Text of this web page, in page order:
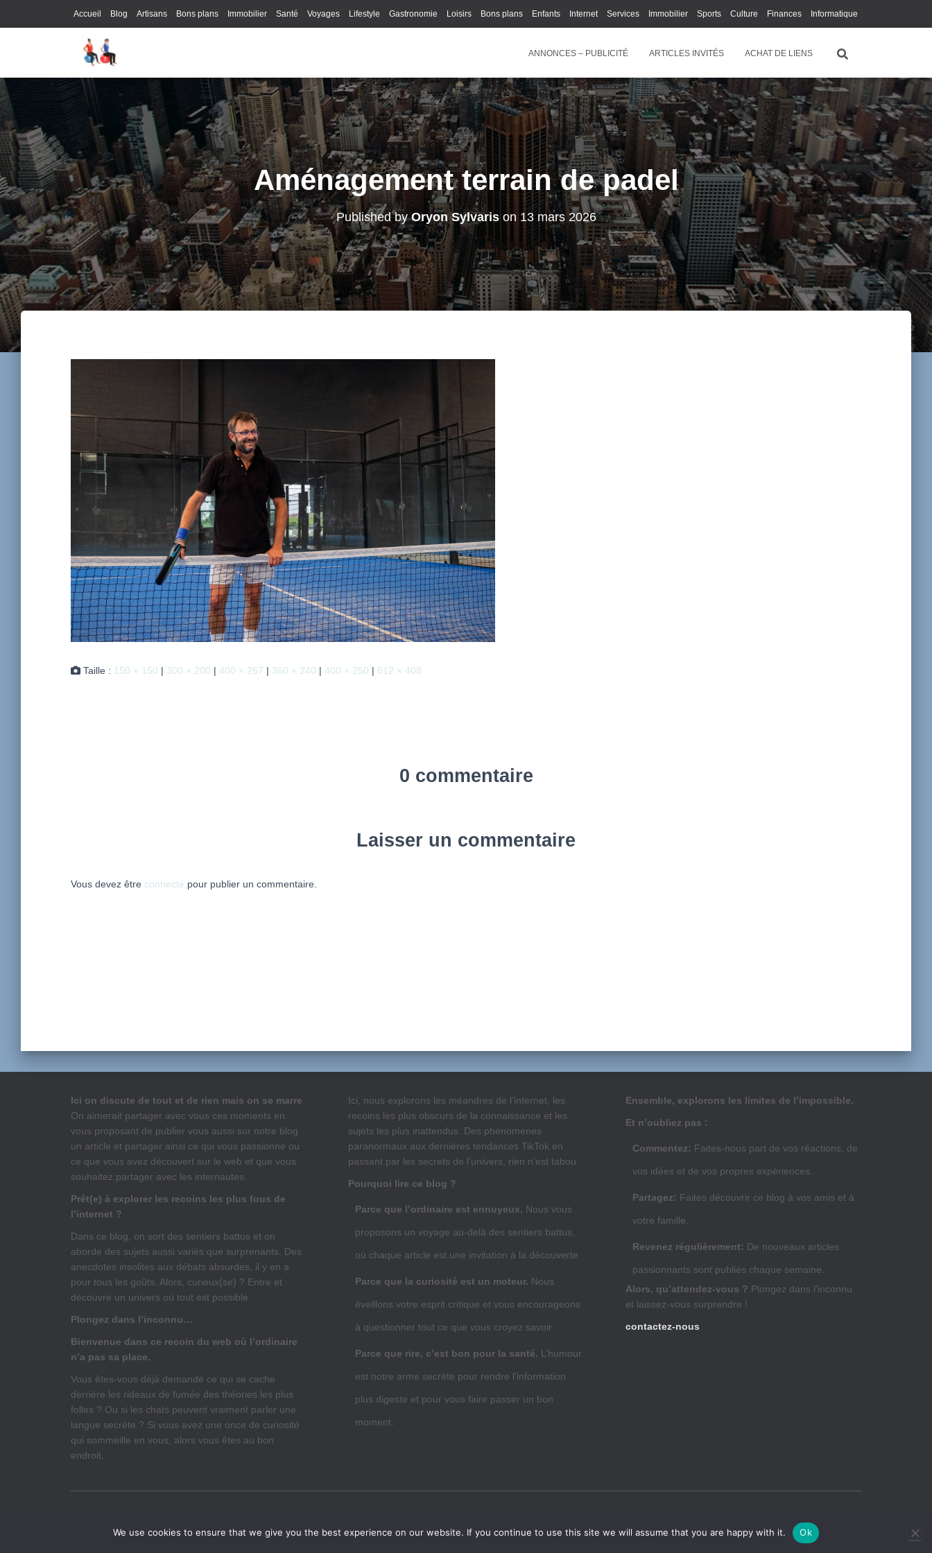
Accueil Blog Artisans Bons plans Immobilier Santé Voyages Lifestyle Gastronomie Loisirs Bons plans Enfants Internet Services Immobilier Sports Culture Finances Informatique
ANNONCES – PUBLICITÉ
ARTICLES INVITÉS ACHAT DE LIENS
Aménagement terrain de padel
Published byOryon Sylvarison 13 mars 2026
Taille : 150 × 150 | 300 × 200 | 400 × 267 | 360 × 240 | 400 × 250 | 612 × 408
0 commentaire
Laisser un commentaire
Vous devez être connecté pour publier un commentaire.
Ici on discute de tout et de rien mais on se marre
On aimerait partager avec vous ces moments en
vous proposant de publier vous aussi sur notre blog
un article et partager ainsi ce qui vous passionne ou
ce que vous avez découvert sur le web et que vous
souhaitez partager avec les internautes.
Prêt(e) à explorer les recoins les plus fous de
l’internet ?
Dans ce blog, on sort des sentiers battus et on
aborde des sujets aussi variés que surprenants. Des
anecdotes insolites aux débats absurdes, il y en a
pour tous les goûts. Alors, curieux(se) ? Entre et
découvre un univers où tout est possible.
Plongez dans l’inconnu…
Bienvenue dans ce recoin du web où l’ordinaire
n’a pas sa place.
Vous êtes-vous déjà demandé ce qui se cache
derrière les rideaux de fumée des théories les plus
folles ? Ou si les chats peuvent vraiment parler une
langue secrète ? Si vous avez une once de curiosité
qui sommeille en vous, alors vous êtes au bon
endroit.
Ici, nous explorons les méandres de l’internet, les
recoins les plus obscurs de la connaissance et les
sujets les plus inattendus. Des phénomènes
paranormaux aux dernières tendances TikTok en
passant par les secrets de l’univers, rien n’est tabou.
Pourquoi lire ce blog ?
Parce que l’ordinaire est ennuyeux. Nous vous
proposons un voyage au-delà des sentiers battus,
où chaque article est une invitation à la découverte.
Parce que la curiosité est un moteur. Nous
éveillons votre esprit critique et vous encourageons
à questionner tout ce que vous croyez savoir.
Parce que rire, c’est bon pour la santé. L’humour
est notre arme secrète pour rendre l’information
plus digeste et pour vous faire passer un bon
moment.
Ensemble, explorons les limites de l’impossible.
Et n’oubliez pas :
Commentez: Faites-nous part de vos réactions, de
vos idées et de vos propres expériences.
Partagez: Faites découvrir ce blog à vos amis et à
votre famille.
Revenez régulièrement: De nouveaux articles
passionnants sont publiés chaque semaine.
Alors, qu’attendez-vous ? Plongez dans l’inconnu
et laissez-vous surprendre !
contactez-nous
Hestia | Développé parThemeIsle
We use cookies to ensure that we give you the best experience on our website. If you continue to use this site we will assume that you are happy with it.
Ok